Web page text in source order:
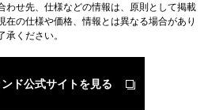
わせ先、仕様などの情報は、原則として掲載
在の仕様や価格、情報とは異なる場合があり
承ください。
ド公式サイトを見る